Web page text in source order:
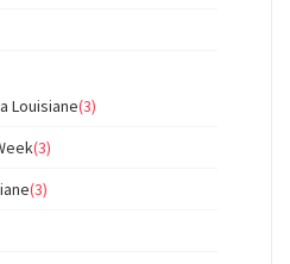
Louisiane(3)
(3)
(3)